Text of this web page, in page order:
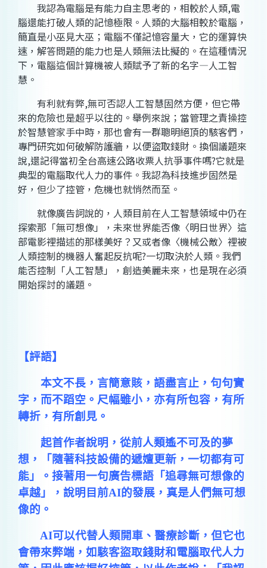
我認為電腦是有能力自主思考的，相較於人類,電
腦還能打破人類的記憶極限。人類的大腦相較於電腦，
簡直是小巫見大巫；電腦不僅記憶容量大，它的運算快
速，解答問題的能力也是人類無法比擬的。在這種情況
下，電腦這個計算機被人類賦予了新的名字―人工智
慧。
有利就有弊,無可否認人工智慧固然方便，但它帶
來的危險也是超乎以往的。舉例來說；當管理之責操控
於智慧管家手中時，那也會有一群聰明絕頂的駭客們，
專門研究如何破解防護牆，以便盜取錢財。換個議題來
說,還記得當初全台高速公路收票人抗爭事件嗎?它就是
典型的電腦取代人力的事件。我認為科技進步固然是
好，但少了控管，危機也就悄然而至。
就像廣告詞說的，人類目前在人工智慧領域中仍在
探索那「無可想像」，未來世界能否像〈明日世界〉這
部電影裡描述的那樣美好？又或者像〈機械公敵〉裡被
人類控制的機器人奮起反抗呢?一切取決於人類。我們
能否控制「人工智慧」，創造美麗未來，也是現在必須
開始探討的議題。
【評語】
本文不長，言簡意賅，語盡言止，句句實
字，而不蹈空。尺幅雖小，亦有所包容，有所
轉折，有所創見。
起首作者說明，從前人類遙不可及的夢
想，「隨著科技設備的遞嬗更新，一切都有可
能」。接著用一句廣告標語「追尋無可想像的
卓越」，說明目前AI的發展，真是人們無可想
像的。
AI可以代替人類開車、醫療診斷，但它也
會帶來弊端，如駭客盜取錢財和電腦取代人力